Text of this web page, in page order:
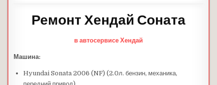
Ремонт Хендай Соната
в автосервисе Хендай
Машина:
Hyundai Sonata 2006 (NF) (2.0л. бензин, механика,